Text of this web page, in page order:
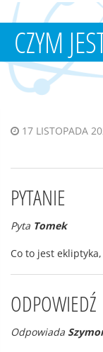
CZYM
17 LISTOPADA
PYTANIE
Pyta Tomek
Co to jest
ODPOWIEDŹ
Odpowiada